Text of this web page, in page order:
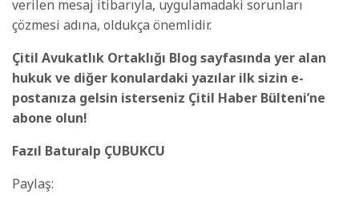
verilen mesaj itibarıyla, uygulamadaki sorunları
çözmesi adına, oldukça önemlidir.
Çitil Avukatlık Ortaklığı Blog sayfasında yer alan
hukuk ve diğer konulardaki yazılar ilk sizin e-
postanıza gelsin isterseniz Çitil Haber Bülteni’ne
abone olun!
Fazıl Baturalp ÇUBUKCU
Paylaş: